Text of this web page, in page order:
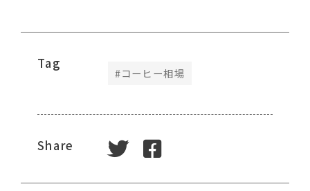
Tag
#コーヒー相場
Share tweetfacebook